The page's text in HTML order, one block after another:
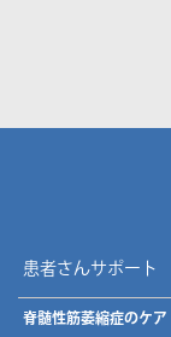
患者さんサポート
脊髄性筋萎縮症のケア